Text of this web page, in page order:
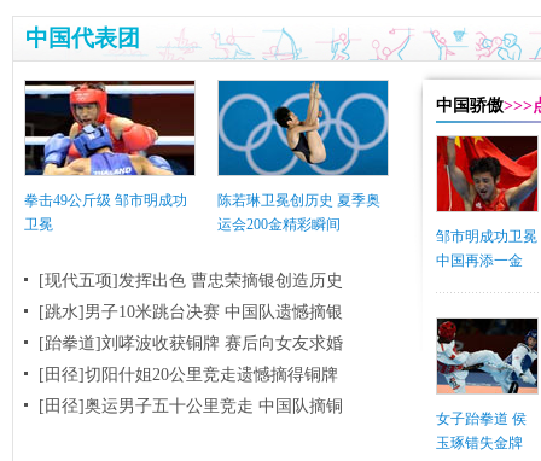
中国代表团
拳击49公斤级 邹市明成功
卫冕
陈若琳卫冕创历史 夏季奥
运会200金精彩瞬间
[现代五项]发挥出色 曹忠荣摘银创造历史
[跳水]男子10米跳台决赛 中国队遗憾摘银
[跆拳道]刘哮波收获铜牌 赛后向女友求婚
[田径]切阳什姐20公里竞走遗憾摘得铜牌
[田径]奥运男子五十公里竞走 中国队摘铜
中国骄傲>>>
邹市明成功卫冕
中国再添一金
女子跆拳道 侯
玉琢错失金牌